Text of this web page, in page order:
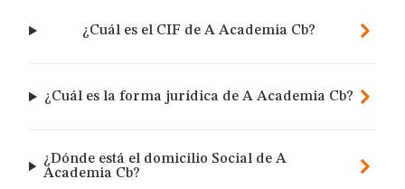
¿Cuál es el CIF de A Academia Cb?
¿Cuál es la forma jurídica de A Academia Cb?
¿Dónde está el domicilio Social de A
Academia Cb?